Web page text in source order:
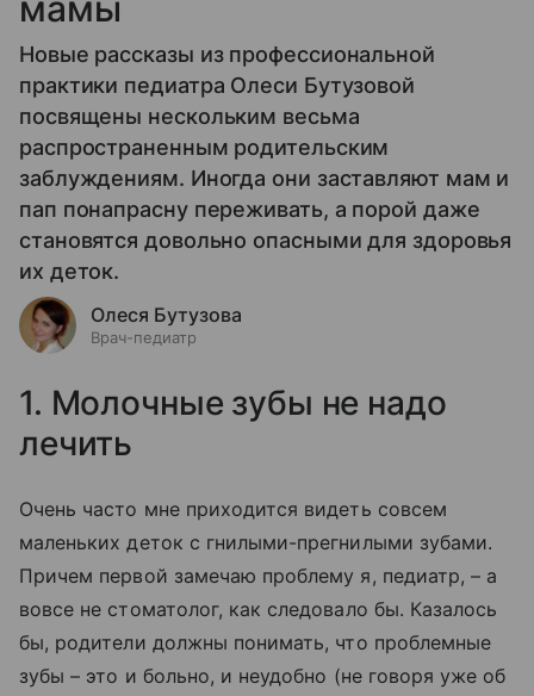
Новые рассказы из профессиональной
практики педиатра Олеси Бутузовой
посвящены нескольким весьма
распространенным родительским
заблуждениям. Иногда они заставляют мам и
пап понапрасну переживать, а порой даже
становятся довольно опасными для здоровья
их деток.
Олеся Бутузова
Врач-педиатр
1. Молочные зубы не надо
лечить
Очень часто мне приходится видеть совсем
маленьких деток с гнилыми-прегнилыми зубами.
Причем первой замечаю проблему я, педиатр, – а
вовсе не стоматолог, как следовало бы. Казалось
бы, родители должны понимать, что проблемные
зубы – это и больно, и неудобно (не говоря уже об